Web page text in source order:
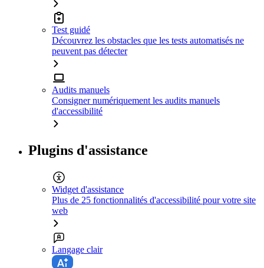
Test guidé
Découvrez les obstacles que les tests automatisés ne
peuvent pas détecter
Audits manuels
Consigner numériquement les audits manuels
d'accessibilité
Plugins d'assistance
Widget d'assistance
Plus de 25 fonctionnalités d'accessibilité pour votre site
web
Langage clair